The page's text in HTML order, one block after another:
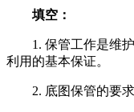
填空：
1. 保管工作是维护
利用的基本保证。
2. 底图保管的要求